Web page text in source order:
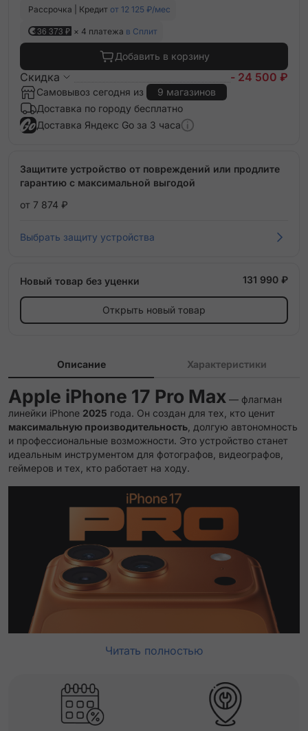
Рассрочка | Кредит от 12 125 ₽/мес
36 373 ₽ × 4 платежа в Сплит
Добавить в корзину
Скидка - 24 500 ₽
Самовывоз сегодня из
9 магазинов
Доставка по городу бесплатно
Доставка Яндекс Go за 3 часа
Защитите устройство от повреждений или продлите
гарантию с максимальной выгодой
от 7 874 ₽
Выбрать защиту устройства
Новый товар без уценки 131 990 ₽
Открыть новый товар
Описание Характеристики
Apple iPhone 17 Pro Max — флагман
линейки iPhone 2025 года. Он создан для тех, кто ценит
максимальную производительность , долгую автономность
и профессиональные возможности. Это устройство станет
идеальным инструментом для фотографов, видеографов,
геймеров и тех, кто работает на ходу.
Читать полностью